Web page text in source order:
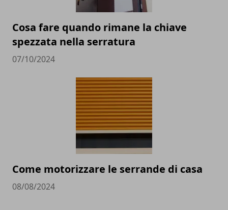
Cosa fare quando rimane la chiave
spezzata nella serratura
07/10/2024
Come motorizzare le serrande di casa
08/08/2024